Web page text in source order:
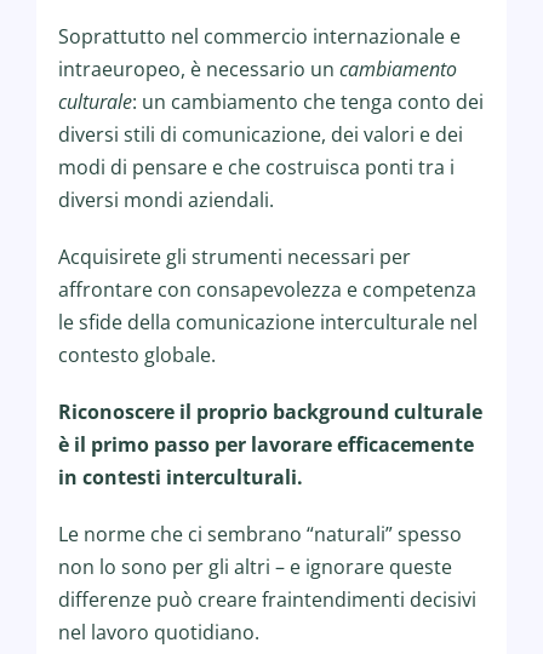
Soprattutto nel commercio internazionale e
intraeuropeo, è necessario un cambiamento
culturale: un cambiamento che tenga conto dei
diversi stili di comunicazione, dei valori e dei
modi di pensare e che costruisca ponti tra i
diversi mondi aziendali.
Acquisirete gli strumenti necessari per
affrontare con consapevolezza e competenza
le sfide della comunicazione interculturale nel
contesto globale.
Riconoscere il proprio background culturale
è il primo passo per lavorare efficacemente
in contesti interculturali.
Le norme che ci sembrano “naturali” spesso
non lo sono per gli altri – e ignorare queste
differenze può creare fraintendimenti decisivi
nel lavoro quotidiano.